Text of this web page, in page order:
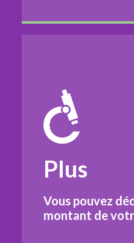
Plus
Vous pouvez
montant de